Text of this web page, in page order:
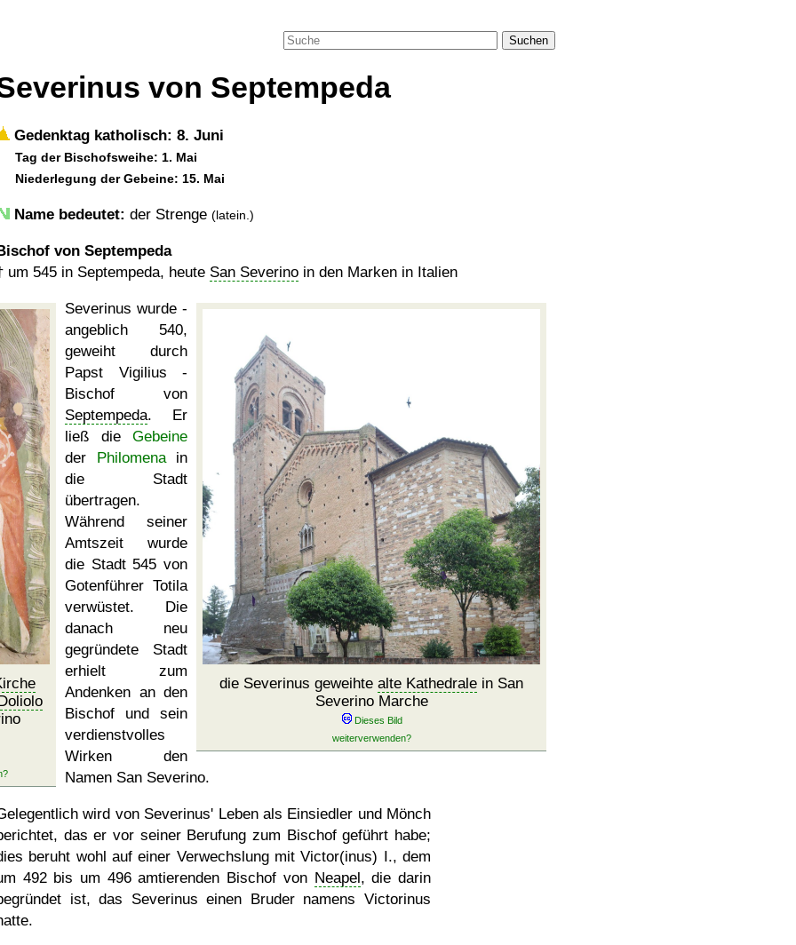
Suchen
von Septempeda
Gedenktag katholisch: 8. Juni
Tag der Bischofsweihe: 1. Mai
Niederlegung der Gebeine: 15. Mai
Name bedeutet: der Strenge (latein.)
von Septempeda
um 545 in Septempeda, heute San Severino in den Marken in Italien
die Severinus geweihte alte Kathedrale in San
Severino Marche
Severinus wurde -
angeblich 540,
geweiht durch
Papst Vigilius -
Bischof von
Septempeda. Er
ließ die Gebeine
der Philomenain
die Stadt
übertragen.
Während seiner
Amtszeit wurde
die Stadt 545 von
Gotenführer Totila
verwüstet. Die
danach neu
gegründete Stadt
erhielt zum
Andenken an den
Bischof und sein
verdienstvolles
Wirken den
Namen San Severino.
wird von Severinus' Leben als Einsiedler und Mönch
das er vor seiner Berufung zum Bischof geführt habe;
beruht wohl auf einer Verwechslung mit Victor(inus) I., dem
492 bis um 496 amtierenden Bischof von Neapel, die darin
ist, das Severinus einen Bruder namens Victorinus